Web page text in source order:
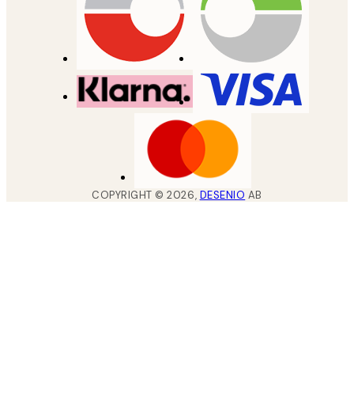
COPYRIGHT ©2026, DESENIO AB